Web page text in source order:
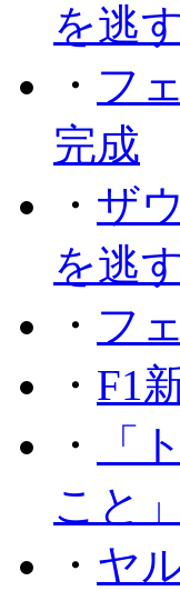
を逃
・ フ
完成
・ ザ
を逃
・ フ
・ F1
・
「
こと
・ ヤ